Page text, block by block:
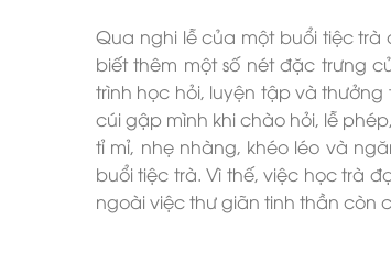
Qua nghi lễ của một buổi tiệc
biết thêm một số nét đặc trưng
trình học hỏi, luyện tập và
cúi gập mình khi chào hỏi, lễ
tỉ mỉ, nhẹ nhàng, khéo léo và
buổi tiệc trà. Vì thế, việc học trà
ngoài việc thư giãn tinh thần còn